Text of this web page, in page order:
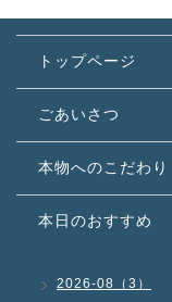
トップページ
ごあいさつ
本物へのこだわり
本日のおすすめ
2026-08（3）